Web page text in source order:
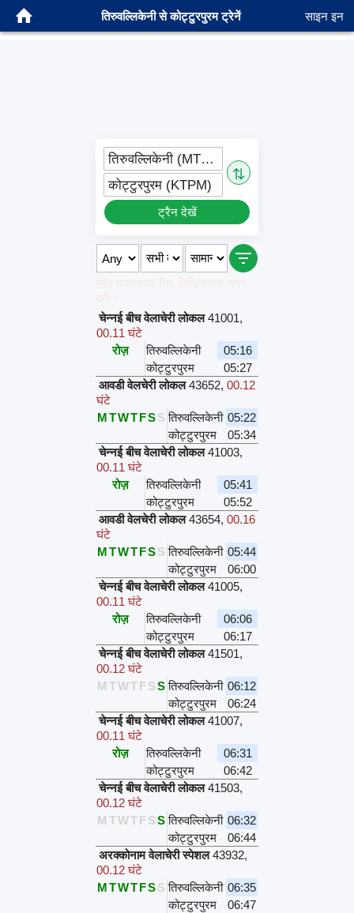
तिरुवल्लिकेनी से कोट्टुरपुरम ट्रेनें साइन इन
तिरुवल्लिकेनी (MTCN)
⇅
कोट्टुरपुरम (KTPM)
ट्रैन देखें
चेन्नई बीच वेलाचेरी लोकल 41001,
00.11 घंटे
रोज़
तिरुवल्लिकेनी
05:16
कोट्टुरपुरम
05:27
आवडी वेलचेरी लोकल 43652,00.12
घंटे
MTWTFSS तिरुवल्लिकेनी 05:22
कोट्टुरपुरम
05:34
चेन्नई बीच वेलाचेरी लोकल 41003,
00.11 घंटे
रोज़
तिरुवल्लिकेनी
05:41
कोट्टुरपुरम
05:52
आवडी वेलचेरी लोकल43654,00.16
घंटे
MTWTFSS तिरुवल्लिकेनी 05:44
कोट्टुरपुरम
06:00
चेन्नई बीच वेलाचेरी लोकल 41005,
00.11 घंटे
रोज़
तिरुवल्लिकेनी
06:06
कोट्टुरपुरम
06:17
चेन्नई बीच वेलाचेरी लोकल 41501,
00.12 घंटे
M TWTFSS तिरुवल्लिकेनी 06:12
कोट्टुरपुरम
06:24
चेन्नई बीच वेलाचेरी लोकल 41007,
00.11 घंटे
रोज़
तिरुवल्लिकेनी
06:31
कोट्टुरपुरम
06:42
चेन्नई बीच वेलाचेरी लोकल 41503,
00.12 घंटे
M TWTFSS तिरुवल्लिकेनी 06:32
कोट्टुरपुरम
06:44
अरक्कोनाम वेलाचेरी स्पेशल 43932,
00.12 घंटे
MTWTFSS तिरुवल्लिकेनी 06:35
कोट्टुरपुरम
06:47